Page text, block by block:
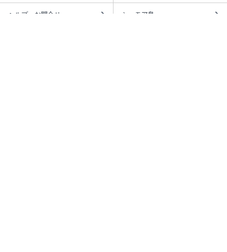
ヘルプ・お問合せ シーモア島